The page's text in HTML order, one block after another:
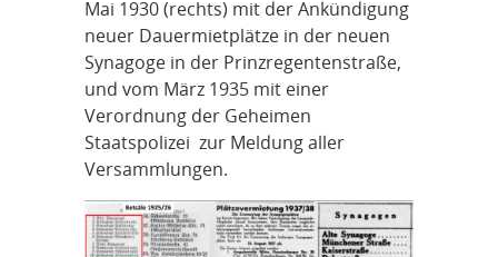
Mai 1930 (rechts) mit der Ankündigung
neuer Dauermietplätze in der neuen
Synagoge in der Prinzregentenstraße,
und vom März 1935 mit einer
Verordnung der Geheimen
Staatspolizei zur Meldung aller
Versammlungen.